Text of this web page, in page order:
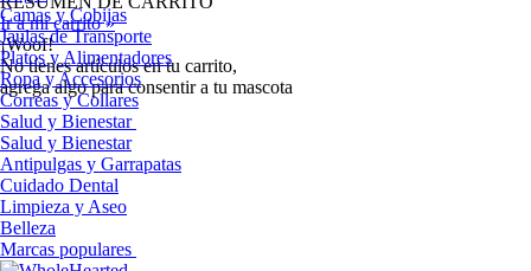
Ir a mi carrito »
¡Woof!
No tíenes artículos en tu carrito,
agrega algo para consentir a tu mascota
Camas y Cobijas
Jaulas de Transporte
Platos y Alimentadores
Ropa y Accesorios
Correas y Collares
Salud y Bienestar
Salud y Bienestar
Antipulgas y Garrapatas
Cuidado Dental
Limpieza y Aseo
Belleza
Marcas populares